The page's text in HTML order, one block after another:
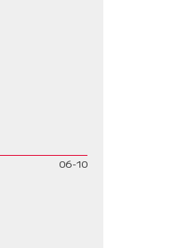
06-10